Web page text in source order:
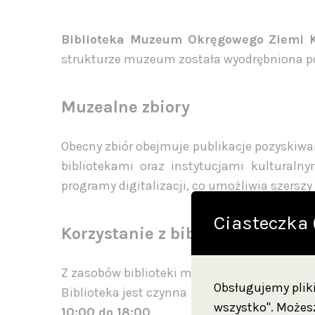
Biblioteka Muzeum Okręgowego Ziemi
strukturze muzeum została wyodrębniona
Muzealne zbiory
Obecny zbiór obejmuje publikacje
bibliotekami oraz instytucjami
programy digitalizacji, co umożliwia
Korzystanie z biblioteki
Z zasobów biblioteki mogą korzystać
Biblioteka jest czynna
od poniedziałku
10:00 do 18:00.
Ciasteczka
Obsługujemy
wszystko".